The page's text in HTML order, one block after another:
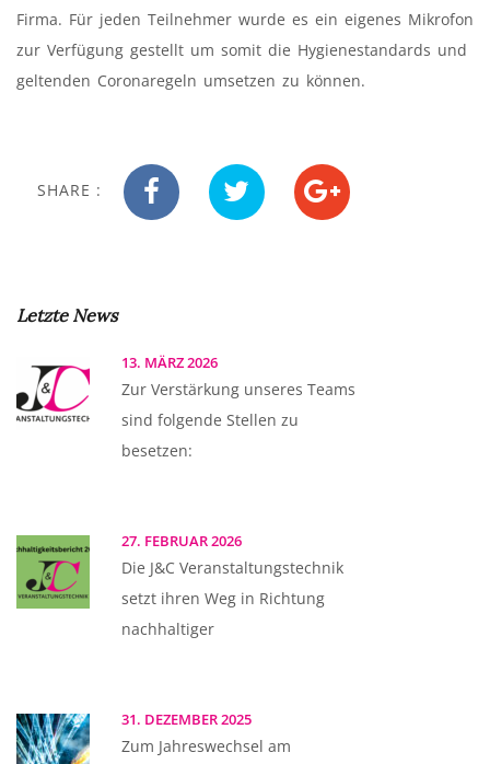
Firma. Für jeden Teilnehmer wurde es ein eigenes Mikrofon
zur Verfügung gestellt um somit die Hygienestandards und
geltenden Coronaregeln umsetzen zu können.
SHARE :
Letzte News
13. MÄRZ 2026
Zur Verstärkung unseres Teams
sind folgende Stellen zu
besetzen:
27. FEBRUAR 2026
Die J&C Veranstaltungstechnik
setzt ihren Weg in Richtung
nachhaltiger
31. DEZEMBER 2025
Zum Jahreswechsel am